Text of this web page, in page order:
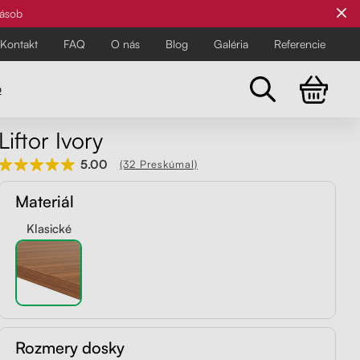
Kontakt FAQ O nás Blog Galéria Referencie
Pre najnáročnejších
Všetky stoličky
balančné stoličky Liftor pre zdravší
a pohodlnejší pracovný deň.
Pre najnáročnejších
Liftor Ivory
5.00 (32 Preskúmal)
Materiál
Klasické
Rozmery dosky